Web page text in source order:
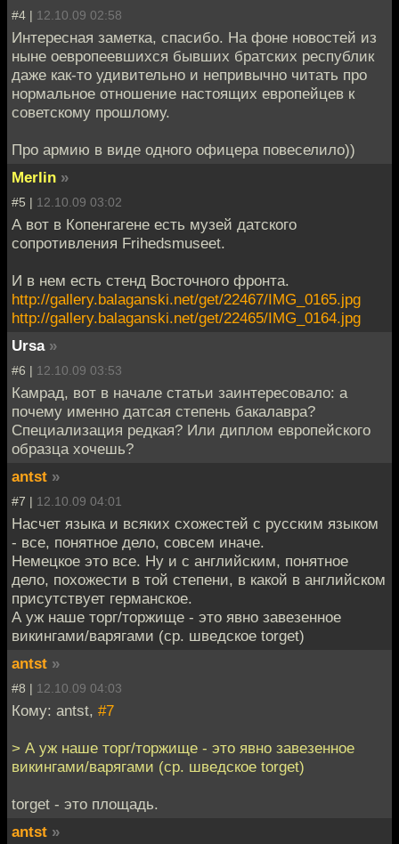
#4 | 12.10.09 02:58
Интересная заметка, спасибо. На фоне новостей из
ныне оевропеевшихся бывших братских республик
даже как-то удивительно и непривычно читать про
нормальное отношение настоящих европейцев к
советскому прошлому.
Про армию в виде одного офицера повеселило))
Merlin »
#5 | 12.10.09 03:02
А вот в Копенгагене есть музей датского
сопротивления Frihedsmuseet.
И в нем есть стенд Восточного фронта.
http://gallery.balaganski.net/get/22467/IMG_0165.jpg
http://gallery.balaganski.net/get/22465/IMG_0164.jpg
Ursa »
#6 | 12.10.09 03:53
Камрад, вот в начале статьи заинтересовало: а
почему именно датсая степень бакалавра?
Специализация редкая? Или диплом европейского
образца хочешь?
antst »
#7 | 12.10.09 04:01
Насчет языка и всяких схожестей с русским языком
- все, понятное дело, совсем иначе.
Немецкое это все. Ну и с английским, понятное
дело, похожести в той степени, в какой в английском
присутствует германское.
А уж наше торг/торжище - это явно завезенное
викингами/варягами (ср. шведское torget)
antst »
#8 | 12.10.09 04:03
Кому: antst, #7
> А уж наше торг/торжище - это явно завезенное
викингами/варягами (ср. шведское torget)
torget - это площадь.
antst »